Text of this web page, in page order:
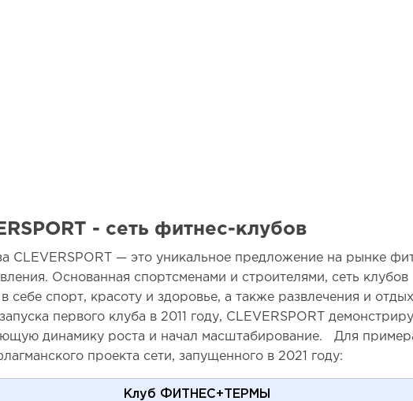
- сеть фитнес-клубов
CLEVERSPORT — это уникальное предложение на рынке
Основанная спортсменами и строителями, сеть клубов
в себе спорт, красоту и здоровье, а также развлечения и
первого клуба в 2011 году, CLEVERSPORT
динамику роста и начал масштабирование. Для
проекта сети, запущенного в 2021 году:
Клуб ФИТНЕС+ТЕРМЫ